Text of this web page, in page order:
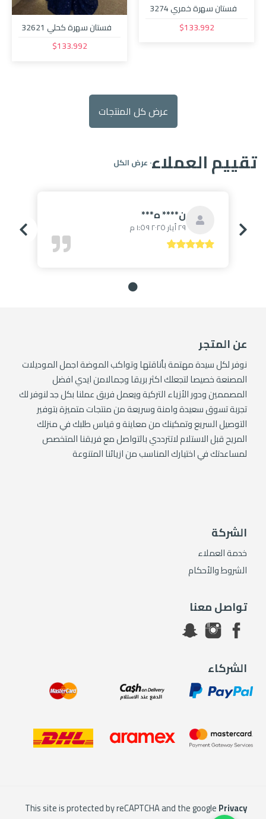
فستان سهرة خمري 3274
$133.992
فستان سهرة كحلي 32621
$133.992
عرض كل المنتجات
تقييم العملاء· عرض الكل
ن**** ه***
٢٩ أيار ٢٠٢٥ ١:٥٩ م
عن المتجر
نوفر لكل سيدة مهتمة بأناقتها وتواكب الموضة اجمل الموديلات
المصنعة خصيصا لتجعلك اكثر بريقا وجمالامن ايدي افضل
المصممين ودور الأزياء التركية ويعمل فريق عملنا بكل جد لنوفر لك
تجربة تسوق سعيدة وامنة وسريعة من منتجات متميزة بتوفير
التوصيل السريع وتمكينك من معاينة و قياس طلبك في منزلك
المريح قبل الاستلام لاتترددي بالتواصل مع فريقنا المتخصص
لمساعدتك في اختيارك المناسب من ازيائنا المتنوعة
الشركة
خدمة العملاء
الشروط والأحكام
تواصل معنا
الشركاء
This site is protected by reCAPTCHA and the googlePrivacy